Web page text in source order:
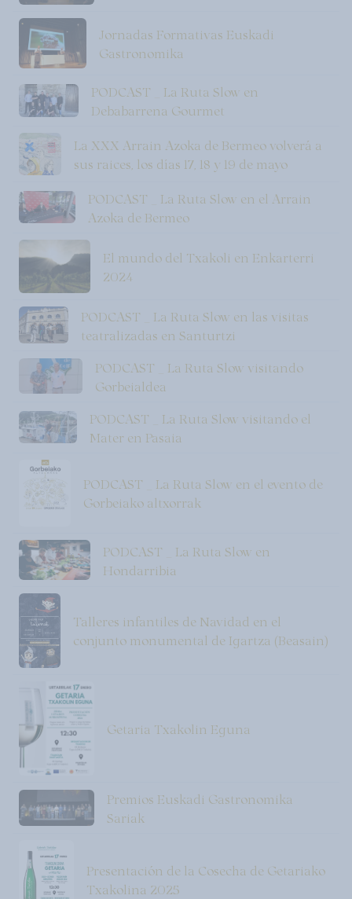
Jornadas Formativas Euskadi
Gastronomika
PODCAST _ La Ruta Slow en
Debabarrena Gourmet
La XXX Arrain Azoka de Bermeo volverá a
sus raices, los días 17, 18 y 19 de mayo
PODCAST _ La Ruta Slow en el Arrain
Azoka de Bermeo
El mundo del Txakoli en Enkarterri
2024
PODCAST _ La Ruta Slow en las visitas
teatralizadas en Santurtzi
PODCAST _ La Ruta Slow visitando
Gorbeialdea
PODCAST _ La Ruta Slow visitando el
Mater en Pasaia
PODCAST _ La Ruta Slow en el evento de
Gorbeiako altxorrak
PODCAST _ La Ruta Slow en
Hondarribia
Talleres infantiles de Navidad en el
conjunto monumental de Igartza (Beasain)
Getaria Txakolin Eguna
Premios Euskadi Gastronomika
Sariak
Presentación de la Cosecha de Getariako
Txakolina 2025